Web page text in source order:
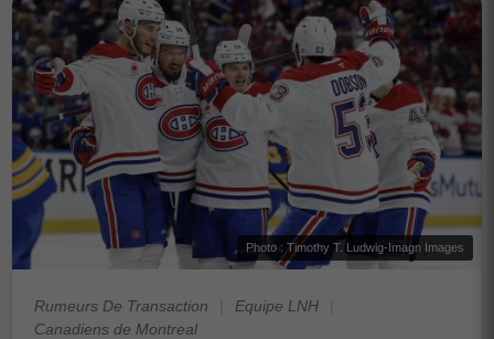
Photo : Timothy T. Ludwig-Imagn Images
Rumeurs De Transaction Equipe LNH
Canadiens de Montreal